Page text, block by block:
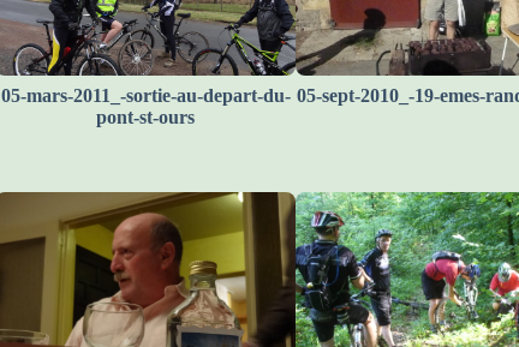
05-mars-2011_-sortie-au-depart-du-
pont-st-ours
05-sept-2010_-19-emes-